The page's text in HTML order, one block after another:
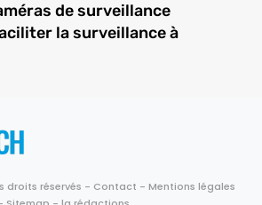
de surveillance
la surveillance à
droits réservés - Contact - Mentions légales